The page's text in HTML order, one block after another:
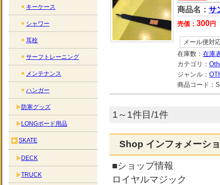
商品名： サ
売価： 300円
メール便対
在庫数： 在庫
カテゴリ：
ジャンル：
商品コード：
1～1件目/1件
Shop インフォメーシ
■ショップ情報
ロイヤルマジック
キーケース
シャワー
耳栓
サーフトレーニング
メンテナンス
ハンガー
防寒グッズ
LONGボード用品
SKATE
DECK
TRUCK